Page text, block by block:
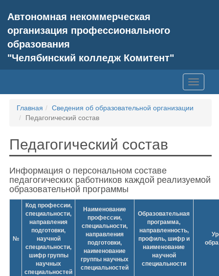
Автономная некоммерческая
организация профессионального
образования
"Челябинский колледж Комитент"
Toggle
Главная
Сведения об образовательной организации
Педагогический состав
Педагогический состав
Информация о персональном составе
педагогических работников каждой реализуемой
образовательной программы
№
Код профессии,
специальности,
направления
подготовки,
научной
специальности,
шифр группы
научных
специальностей
Наименование
профессии,
специальности,
направления
подготовки,
наименование
группы научных
специальностей
Образовательная
программа,
направленность,
профиль, шифр и
наименование
научной
специальности